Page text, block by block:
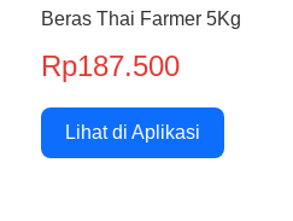
Beras Thai Farmer 5Kg
Rp187.500
Lihat di Aplikasi